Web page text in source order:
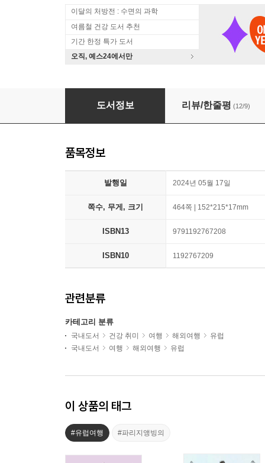
이달의 처방전 : 수면의 과학
여름철 건강 도서 추천
기간 한정 특가 도서
오직, 예스24에서만
디스 이즈 파리
도서정보 리뷰/한줄평 (12/9)
품목정보
발행일 2024년 05월 17일
쪽수, 무게, 크기 464쪽 | 152*215*17mm
ISBN13 9791192767208
ISBN10 1192767209
관련분류
카테고리 분류
국내도서 건강 취미 여행 해외여행
유럽
국내도서
여행 해외여행 유럽
이 상품의 태그
#유럽여행 #파리지앵빙의